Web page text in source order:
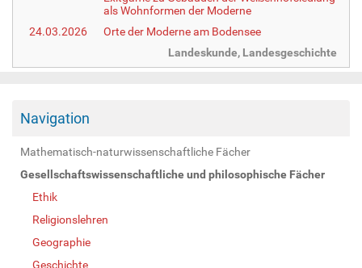
als Wohnformen der Moderne
24.03.2026
Orte der Moderne am Bodensee
Landeskunde, Landesgeschichte
Navigation
Mathematisch-naturwissenschaftliche Fächer
Gesellschaftswissenschaftliche und philosophische Fächer
Ethik
Religionslehren
Geographie
Geschichte